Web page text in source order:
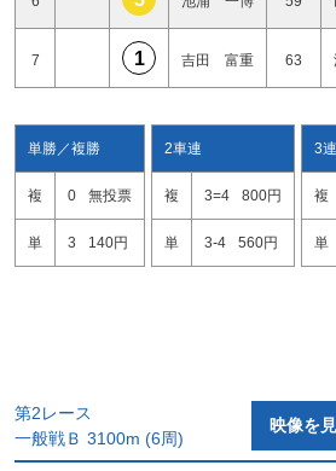
7 1 吉田 富重 63
単勝／複勝
複 0 無投票
単 3 140円
2車連
複 3=4 800円
単 3-4 560円
3
複
単
第2レース
一般戦Ｂ 3100m (6周)
映像を